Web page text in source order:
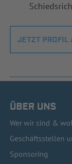
JETZT PROFIL
ÜBER UNS
Wer wir sind &
Geschäftsstellen
Sponsoring